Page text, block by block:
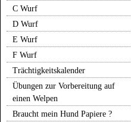
C Wurf
D Wurf
E Wurf
F Wurf
Trächtigkeitskalender
Übungen zur Vorbereitung auf
einen Welpen
Braucht mein Hund Papiere ?